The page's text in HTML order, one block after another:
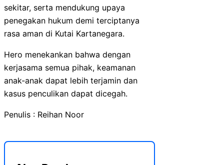
sekitar, serta mendukung upaya
penegakan hukum demi terciptanya
rasa aman di Kutai Kartanegara.
Hero menekankan bahwa dengan
kerjasama semua pihak, keamanan
anak-anak dapat lebih terjamin dan
kasus penculikan dapat dicegah.
Penulis : Reihan Noor